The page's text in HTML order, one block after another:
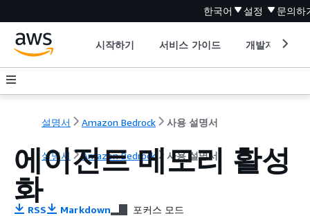
한국어 설정 문의하
시작하기 서비스 가이드 개발자 도구
설명서 Amazon Bedrock 사용 설명서
설명서 Amazon Bedrock 사용 설명서
에이전트 메모리 활성
화
RSS Markdown 포커스 모드